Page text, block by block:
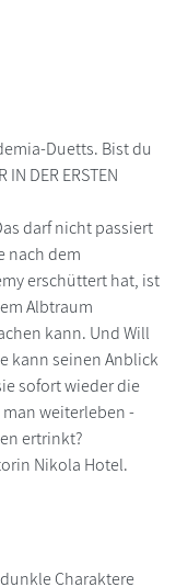
Duetts. Bist du
IN DER ERSTEN
darf nicht passiert
nach dem
erschüttert hat, ist
Albtraum
kann. Und Will
kann seinen Anblick
sofort wieder die
man weiterleben -
ertrinkt?
Nikola Hotel.
Charaktere